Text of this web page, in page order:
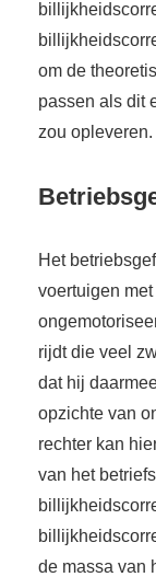
om de
passen als dit
zou opleveren.
Het
voertuigen
rijdt die veel
dat hij
opzichte van
rechter kan
van het
de massa van